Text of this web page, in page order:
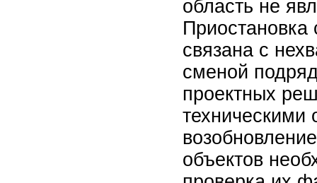
область не
Приостановка
связана с
сменой
проектных
объектов